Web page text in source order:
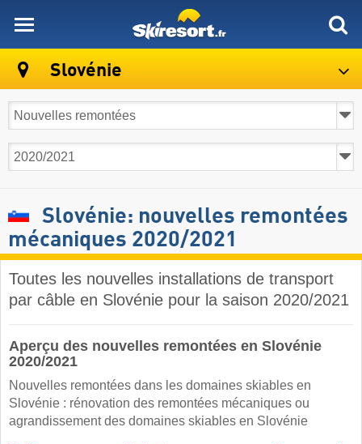
Slovénie
Slovénie: nouvelles remontées
mécaniques 2020/2021
Toutes les nouvelles installations de transport
par câble en Slovénie pour la saison 2020/2021
Aperçu des nouvelles remontées en Slovénie
2020/2021
Nouvelles remontées dans les domaines skiables en
Slovénie : rénovation des remontées mécaniques ou
agrandissement des domaines skiables en Slovénie